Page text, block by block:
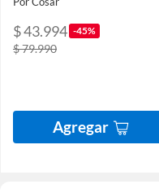
$ 43.994 -45%
$ 79.990
Agregar